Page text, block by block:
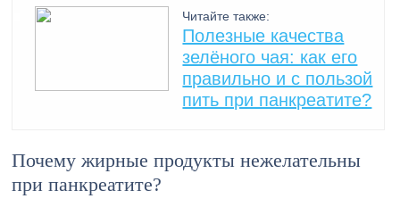
Читайте также:
Полезные качества
зелёного чая: как его
правильно и с пользой
пить при панкреатите?
Почему жирные продукты нежелательны
при панкреатите?